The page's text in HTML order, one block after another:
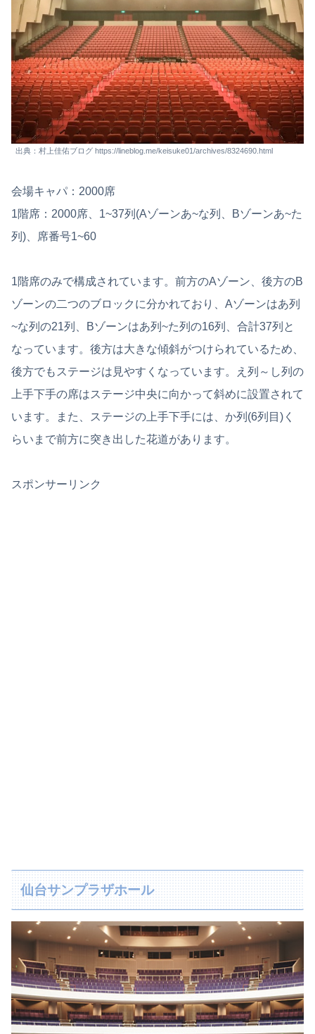
出典：村上佳佑ブログ https://lineblog.me/keisuke01/archives/8324690.html
会場キャパ：2000席
1階席：2000席、1~37列(Aゾーンあ~な列、Bゾーンあ~た
列)、席番号1~60
1階席のみで構成されています。前方のAゾーン、後方のB
ゾーンの二つのブロックに分かれており、Aゾーンはあ列
~な列の21列、Bゾーンはあ列~た列の16列、合計37列と
なっています。後方は大きな傾斜がつけられているため、
後方でもステージは見やすくなっています。え列～し列の
上手下手の席はステージ中央に向かって斜めに設置されて
います。また、ステージの上手下手には、か列(6列目)く
らいまで前方に突き出した花道があります。
スポンサーリンク
仙台サンプラザホール